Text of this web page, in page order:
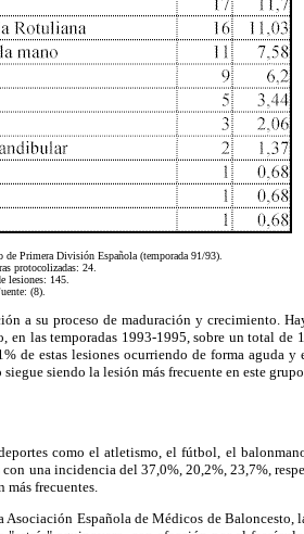
de Primera División Española (temporada 91/93).
protocolizadas: 24.
lesiones: 145.
(8).
a su proceso de maduración y crecimiento.
las temporadas 1993-1995, sobre un total
estas lesiones ocurriendo de forma aguda
siendo la lesión más frecuente en este
como el atletismo, el fútbol, el
una incidencia del 37,0%, 20,2%, 23,7%,
más frecuentes.
Española de Médicos de